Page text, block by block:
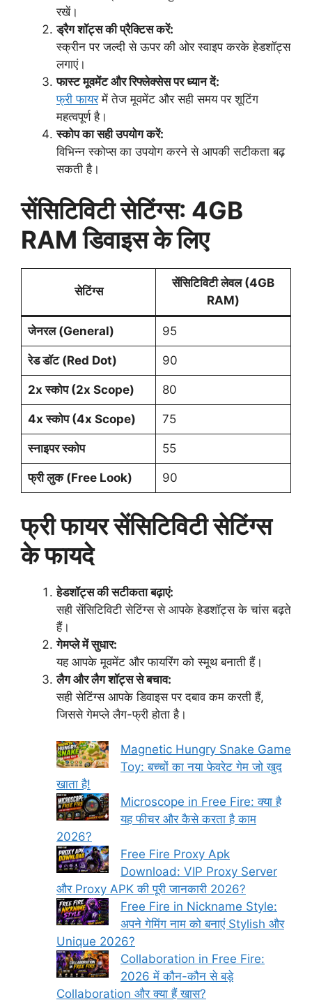
रखें।
ड्रैग शॉट्स की प्रैक्टिस करें:
स्क्रीन पर जल्दी से ऊपर की ओर स्वाइप करके हेडशॉट्स
लगाएं।
फास्ट मूवमेंट और रिफ्लेक्सेस पर ध्यान दें:
फ्री फायरमें तेज मूवमेंट और सही समय पर शूटिंग
महत्वपूर्ण है।
स्कोप का सही उपयोग करें:
विभिन्न स्कोप्स का उपयोग करने से आपकी सटीकता बढ़
सकती है।
सेंसिटिविटी सेटिंग्स: 4GB
RAM डिवाइस के लिए
सेटिंग्स
सेंसिटिविटी लेवल (4GB
RAM)
जेनरल (General) 95
रेड डॉट (Red Dot) 90
2x स्कोप (2x Scope) 80
4x स्कोप (4x Scope) 75
स्नाइपर स्कोप 55
फ्री लुक (Free Look) 90
फ्री फायर सेंसिटिविटी सेटिंग्स
के फायदे
हेडशॉट्स की सटीकता बढ़ाएं:
सही सेंसिटिविटी सेटिंग्स से आपके हेडशॉट्स के चांस बढ़ते
हैं।
गेमप्ले में सुधार:
यह आपके मूवमेंट और फायरिंग को स्मूथ बनाती हैं।
लैग और लैग शॉट्स से बचाव:
सही सेटिंग्स आपके डिवाइस पर दबाव कम करती हैं,
जिससे गेमप्ले लैग-फ्री होता है।
Magnetic Hungry Snake Game
Toy: बच्चों का नया फेवरेट गेम जो खुद
खाता है!
Microscope in Free Fire: क्या है
यह फीचर और कैसे करता है काम
2026?
Free Fire Proxy Apk
Download: VIP Proxy Server
और Proxy APK की पूरी जानकारी 2026?
Free Fire in Nickname Style:
अपने गेमिंग नाम को बनाएं Stylish और
Unique 2026?
Collaboration in Free Fire:
2026 में कौन-कौन से बड़े
Collaboration और क्या हैं खास?